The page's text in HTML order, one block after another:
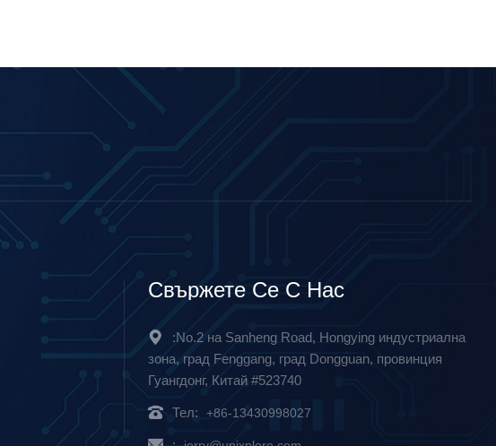
Свържете Се С Нас
:No.2 на Sanheng Road, Hongying индустриална
зона, град Fenggang, град Dongguan, провинция
Гуангдонг, Китай #523740
Тел: +86-13430998027